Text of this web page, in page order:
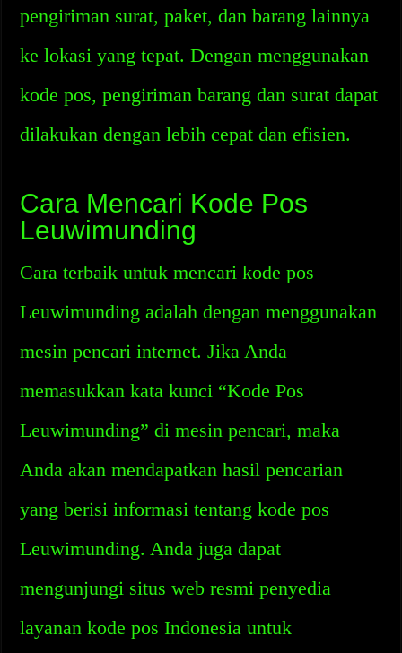
pengiriman surat, paket, dan barang lainnya
ke lokasi yang tepat. Dengan menggunakan
kode pos, pengiriman barang dan surat dapat
dilakukan dengan lebih cepat dan efisien.
Cara Mencari Kode Pos
Leuwimunding
Cara terbaik untuk mencari kode pos
Leuwimunding adalah dengan menggunakan
mesin pencari internet. Jika Anda
memasukkan kata kunci “Kode Pos
Leuwimunding” di mesin pencari, maka
Anda akan mendapatkan hasil pencarian
yang berisi informasi tentang kode pos
Leuwimunding. Anda juga dapat
mengunjungi situs web resmi penyedia
layanan kode pos Indonesia untuk